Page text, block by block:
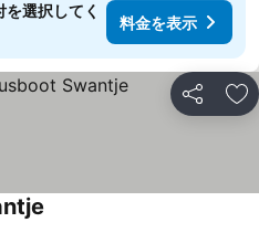
選択してく
料金を表示
シェア お